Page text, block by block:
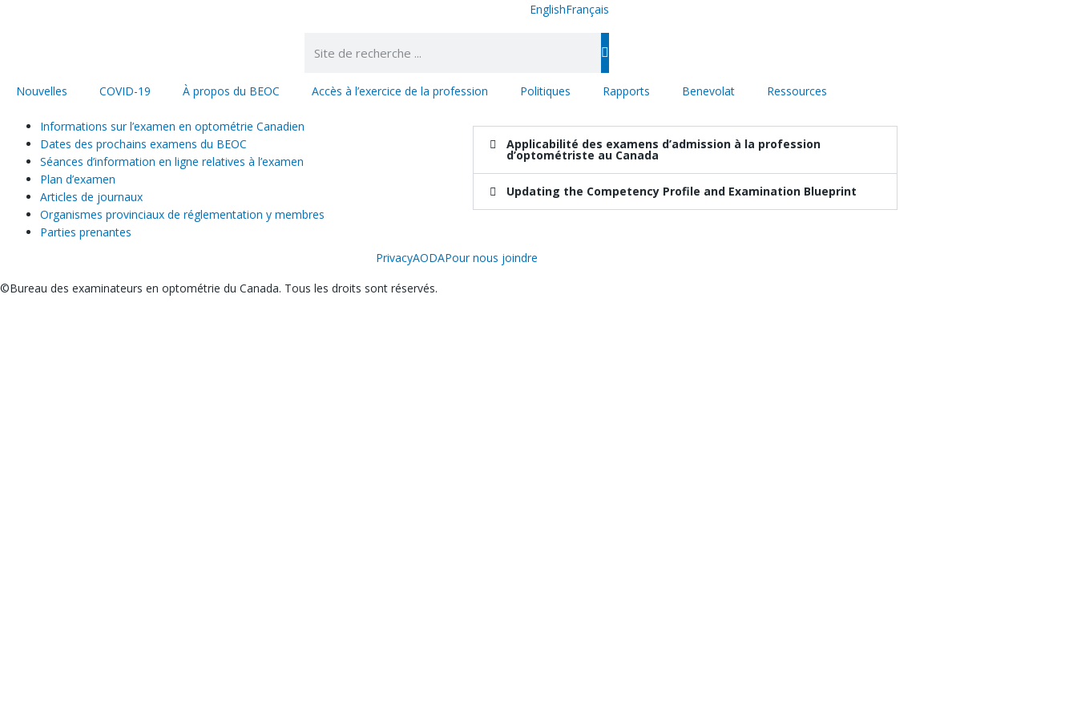
EnglishFrançais
Nouvelles COVID-19 À propos du BEOC Accès à l’exercice de la profession Politiques Rapports Benevolat Ressources
Informations sur l’examen en optométrie Canadien
Dates des prochains examens du BEOC
Séances d’information en ligne relatives à l’examen
Plan d’examen
Articles de journaux
Organismes provinciaux de réglementation y membres
Parties prenantes
Applicabilité des examens d’admission à la profession
d’optométriste au Canada
Updating the Competency Profile and Examination Blueprint
PrivacyAODAPour nous joindre
©Bureau des examinateurs en optométrie du Canada. Tous les droits sont réservés.